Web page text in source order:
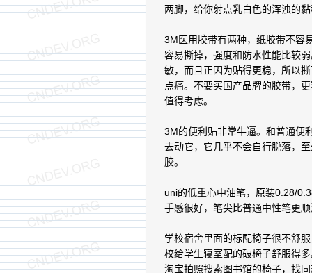
两脚，给你射点乳白色的浑浊的
3M医用胶带有两种，纸胶带不容
容易撕掉，强度和防水性能比较
敏，而且正因为贴得更稳，所以
点痛。不要买国产品牌的胶带，
值得考虑。
3M的便利贴非常牛逼。和普通
去动它，它几乎不会自行脱落，
胶。
uni的低重心中油笔，原装0.28/
手感很好，笔尖比普通中性笔更
学校宿舍里面的标配椅子很不舒
校给学生寝室配的破椅子舒服得
淘宝拍照搜索图书馆的椅子，找